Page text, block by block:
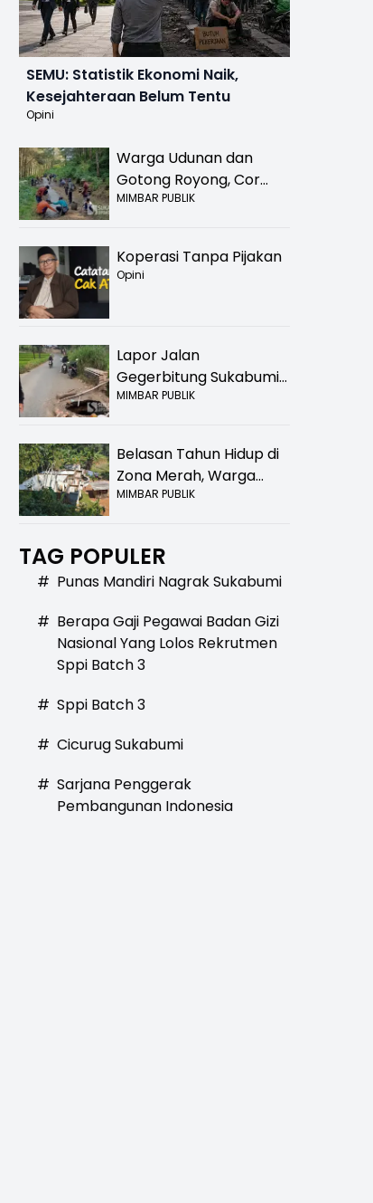
SEMU: Statistik Ekonomi Naik,
Kesejahteraan Belum Tentu
Opini
Warga Udunan dan
Gotong Royong, Cor
Jalan Hancur di
MIMBAR PUBLIK
Koperasi Tanpa Pijakan
Opini
Lapor Jalan
Gegerbitung Sukabumi
Bolong! Bahaya Bagi
MIMBAR PUBLIK
Belasan Tahun Hidup di
Zona Merah, Warga
Kampung Nangewer
Relokasi
MIMBAR PUBLIK
TAG POPULER
# Punas Mandiri Nagrak Sukabumi
# Berapa Gaji Pegawai Badan Gizi
Nasional Yang Lolos Rekrutmen
Sppi Batch 3
# Sppi Batch 3
# Cicurug Sukabumi
# Sarjana Penggerak
Pembangunan Indonesia